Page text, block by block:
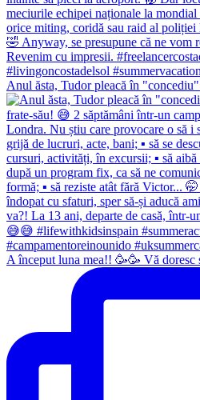
Anul ăsta, Tudor pleacă în
A început luna mea!! 🥳🥳 Vă doresc